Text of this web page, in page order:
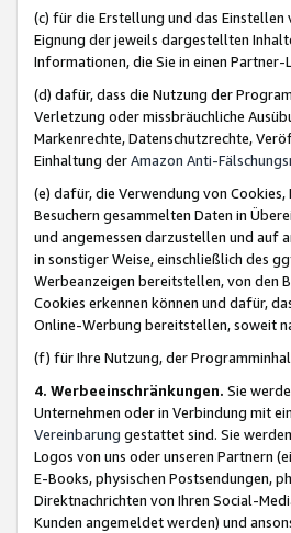
(c) für die Erstellung und das
Eignung der jeweils dargestellten
Informationen, die Sie in einen
(d) dafür, dass die Nutzung der
Verletzung oder missbräuchliche
Markenrechte, Datenschutzrechte,
Einhaltung derAmazon Anti-
(e) dafür, die Verwendung von
Besuchern gesammelten Daten in
und angemessen darzustellen und auf
in sonstiger Weise, einschließlich des
Werbeanzeigen bereitstellen, von den
Cookies erkennen können und dafür,
Online-Werbung bereitstellen, soweit
(f) für Ihre Nutzung, der
4. Werbeeinschränkungen. Sie
Unternehmen oder in Verbindung mit
Vereinbarung gestattet sind. Sie
Logos von uns oder unseren Partnern
E-Books, physischen Postsendungen,
Direktnachrichten von Ihren Social-
Kunden angemeldet werden) und